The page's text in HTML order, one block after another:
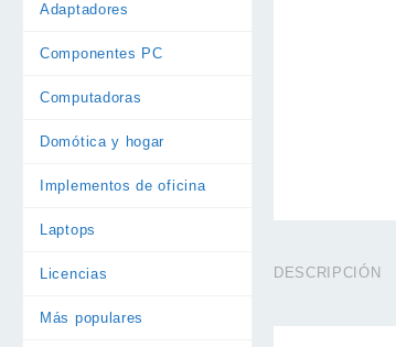
Adaptadores
Componentes PC
Computadoras
Domótica y hogar
Implementos de oficina
Laptops
Licencias
Más populares
DESCRIPCIÓN